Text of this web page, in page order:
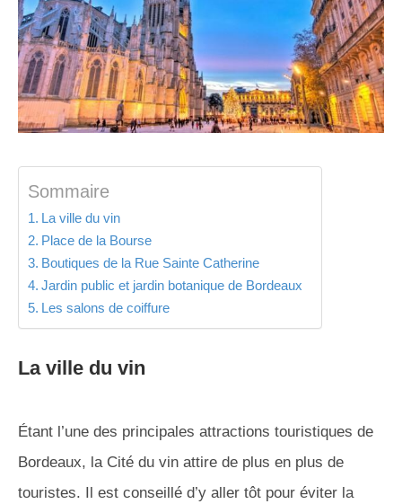
Sommaire
La ville du vin
Place de la Bourse
Boutiques de la Rue Sainte Catherine
Jardin public et jardin botanique de Bordeaux
Les salons de coiffure
La ville du vin
Étant l’une des principales attractions touristiques de
Bordeaux, la Cité du vin attire de plus en plus de
touristes. Il est conseillé d’y aller tôt pour éviter la